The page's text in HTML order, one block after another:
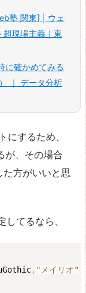
塾 関東] | ウェ
超現場主義｜東
に確かめてみる
｜ データ分析
するため、
が、その場合
方がいいと思
てるなら、
, "メイリオ"